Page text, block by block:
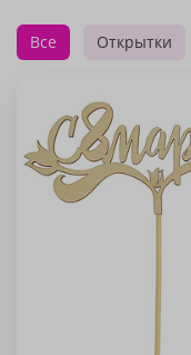
Все Открытки